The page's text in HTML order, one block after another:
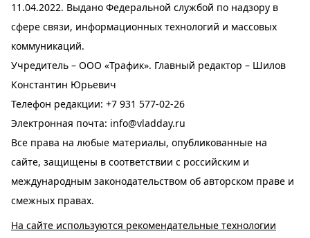
11.04.2022. Выдано Федеральной службой по надзору в
сфере связи, информационных технологий и массовых
коммуникаций.
Учредитель – ООО «Трафик». Главный редактор – Шилов
Константин Юрьевич
Телефон редакции: +7 931 577-02-26
Электронная почта: info@vladday.ru
Все права на любые материалы, опубликованные на
сайте, защищены в соответствии с российским и
международным законодательством об авторском праве и
смежных правах.
На сайте используются рекомендательные технологии